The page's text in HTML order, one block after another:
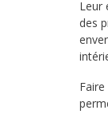
Leur
des